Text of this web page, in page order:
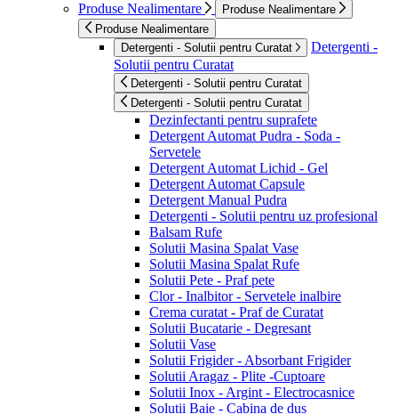
Produse Nealimentare
Produse Nealimentare
Produse Nealimentare
Detergenti - Solutii pentru Curatat
Detergenti -
Solutii pentru Curatat
Detergenti - Solutii pentru Curatat
Detergenti - Solutii pentru Curatat
Dezinfectanti pentru suprafete
Detergent Automat Pudra - Soda -
Servetele
Detergent Automat Lichid - Gel
Detergent Automat Capsule
Detergent Manual Pudra
Detergenti - Solutii pentru uz profesional
Balsam Rufe
Solutii Masina Spalat Vase
Solutii Masina Spalat Rufe
Solutii Pete - Praf pete
Clor - Inalbitor - Servetele inalbire
Crema curatat - Praf de Curatat
Solutii Bucatarie - Degresant
Solutii Vase
Solutii Frigider - Absorbant Frigider
Solutii Aragaz - Plite -Cuptoare
Solutii Inox - Argint - Electrocasnice
Solutii Baie - Cabina de dus